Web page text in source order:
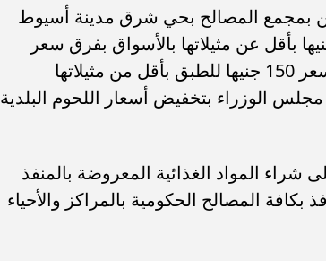
بمجمع المصالح بحي شرق مدينة أسيوط
البيع بالمنفذ الثابت لبيع اللحوم بسعر 290 جنيها بأقل عن مثيلاتها بالأسواق بفرق سعر
يصل إلى 110جنيهاً، كما تفقد منفذ بيع بيض المائدة بسعر 150 جنيها للطبق بأقل من مثيلاتها
رئيس مجلس الوزراء بتخفيض أسعار اللحوم البلدية
المواد الغذائية المعروضة بالمنفذ
المصالح الحكومية بالمراكز والأحياء